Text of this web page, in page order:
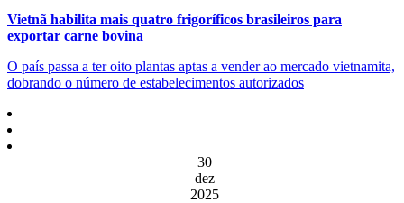
Vietnã habilita mais quatro frigoríficos brasileiros para
exportar carne bovina
O país passa a ter oito plantas aptas a vender ao mercado vietnamita,
dobrando o número de estabelecimentos autorizados
30
dez
2025